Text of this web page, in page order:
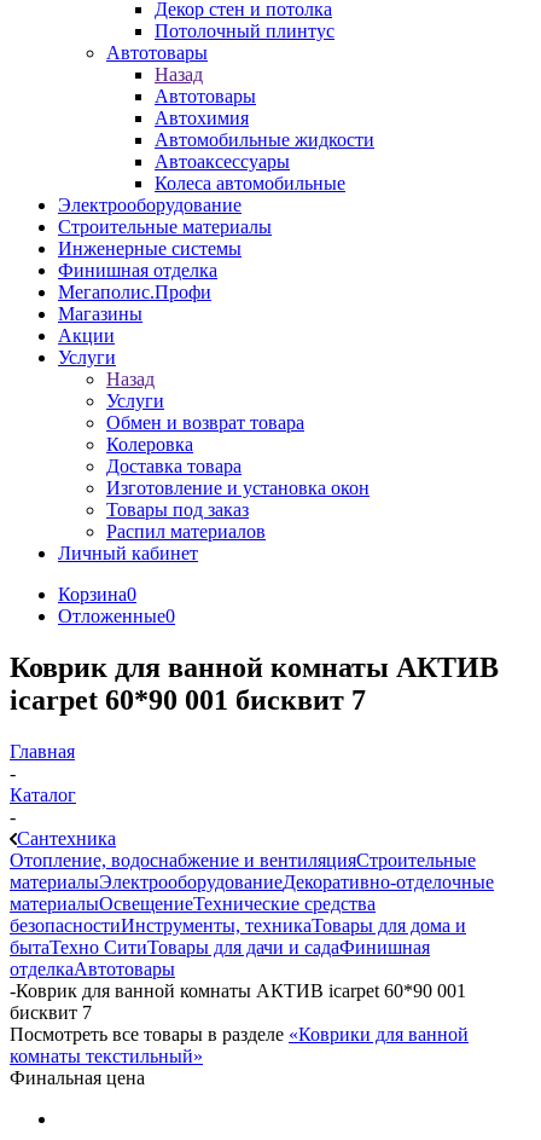
Декор стен и потолка
Потолочный плинтус
Автотовары
Назад
Автотовары
Автохимия
Автомобильные жидкости
Автоаксессуары
Колеса автомобильные
Электрооборудование
Строительные материалы
Инженерные системы
Финишная отделка
Мегаполис.Профи
Магазины
Акции
Услуги
Назад
Услуги
Обмен и возврат товара
Колеровка
Доставка товара
Изготовление и установка окон
Товары под заказ
Распил материалов
Личный кабинет
Корзина0
Отложенные0
Коврик для ванной комнаты АКТИВ
icarpet 60*90 001 бисквит 7
Главная
-
Каталог
-
Сантехника
Отопление, водоснабжение и вентиляцияСтроительные
материалыЭлектрооборудованиеДекоративно-отделочные
материалыОсвещениеТехнические средства
безопасностиИнструменты, техникаТовары для дома и
бытаТехно СитиТовары для дачи и садаФинишная
отделкаАвтотовары
-Коврик для ванной комнаты АКТИВ icarpet 60*90 001
бисквит 7
Посмотреть все товары в разделе «Коврики для ванной
комнаты текстильный»
Финальная цена